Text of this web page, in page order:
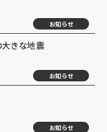
お知らせ
大きな地震
お知らせ
お知らせ